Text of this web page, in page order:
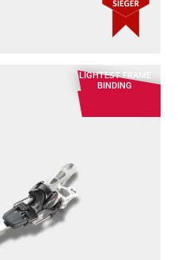
LIGHTEST FRAME
BINDING